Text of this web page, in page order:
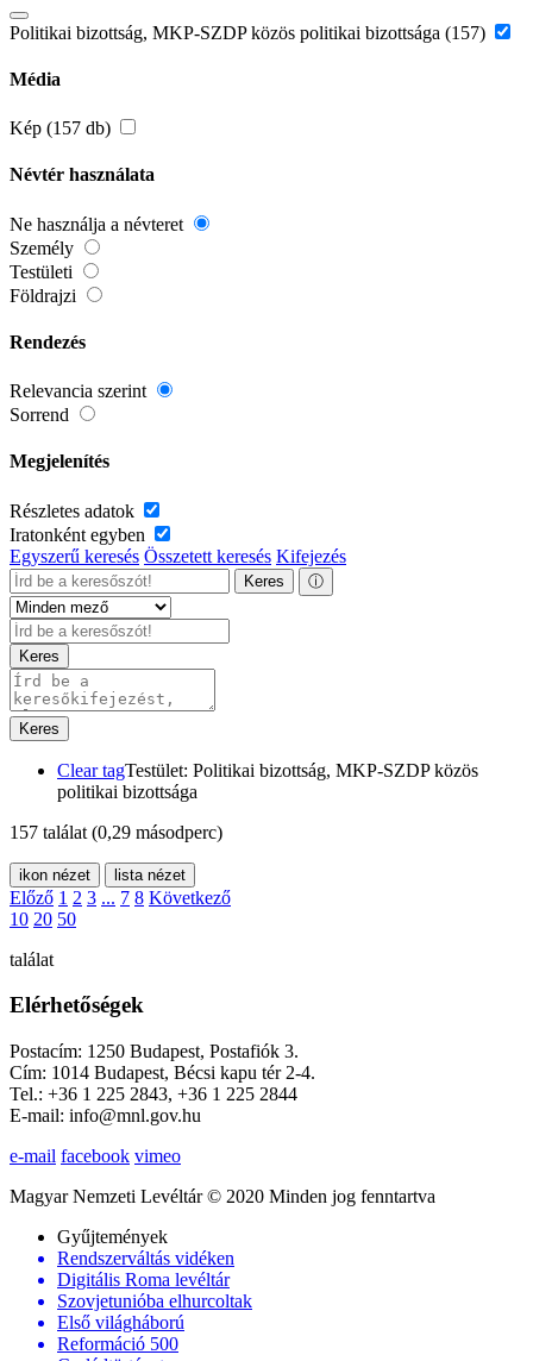
Politikai bizottság, MKP-SZDP közös politikai bizottsága (157)
Média
Kép (157 db)
Névtér használata
Ne használja a névteret
Személy
Testületi
Földrajzi
Rendezés
Relevancia szerint
Sorrend
Megjelenítés
Részletes adatok
Iratonként egyben
Egyszerű keresés Összetett keresés Kifejezés
Keres ⓘ
Keres
Keres
Clear tagTestület: Politikai bizottság, MKP-SZDP közös
politikai bizottsága
157 találat (0,29 másodperc)
ikon nézet lista nézet
Előző 1 2 3 ... 7 8 Következő
10 20 50
találat
Elérhetőségek
Postacím: 1250 Budapest, Postafiók 3.
Cím: 1014 Budapest, Bécsi kapu tér 2-4.
Tel.: +36 1 225 2843, +36 1 225 2844
E-mail: info@mnl.gov.hu
e-mail facebook vimeo
Magyar Nemzeti Levéltár © 2020 Minden jog fenntartva
Gyűjtemények
Rendszerváltás vidéken
Digitális Roma levéltár
Szovjetunióba elhurcoltak
Első világháború
Reformáció 500